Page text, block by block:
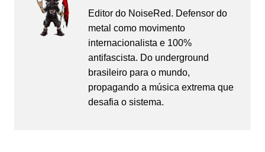
Editor do NoiseRed. Defensor do
metal como movimento
internacionalista e 100%
antifascista. Do underground
brasileiro para o mundo,
propagando a música extrema que
desafia o sistema.